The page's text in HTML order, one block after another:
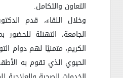
التعاون والتكامل.
وخلال اللقاء، قدم
الجامعة، التهنئة
الكريم، متمنيًا لهم دوام
الحيوي الذي تقوم به